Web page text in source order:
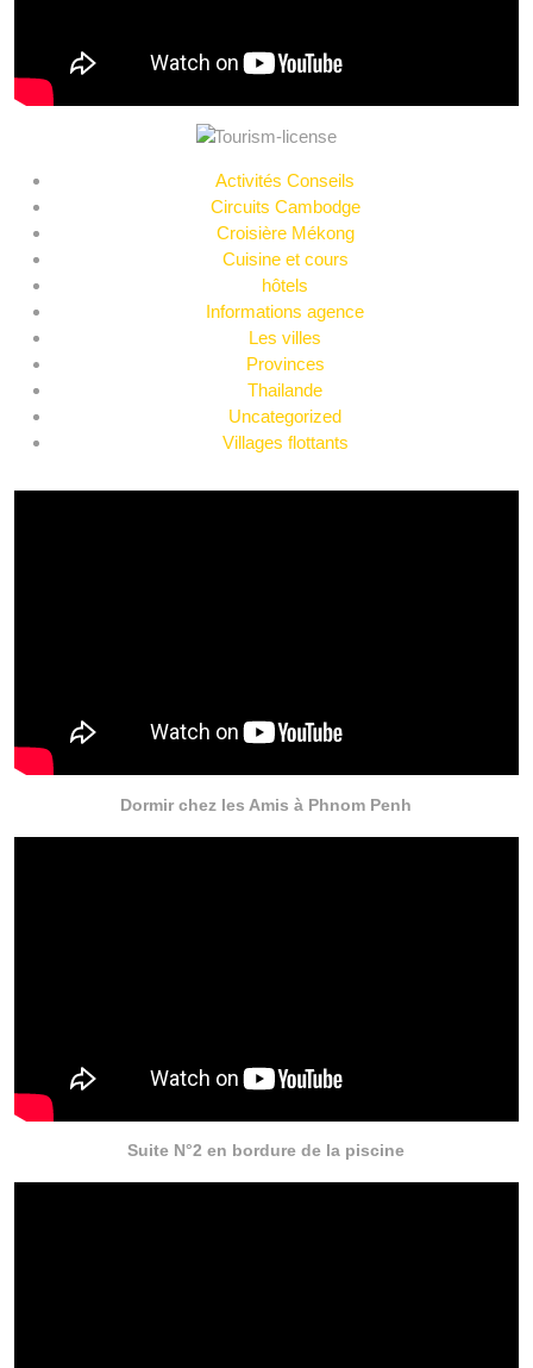
Activités Conseils
Circuits Cambodge
Croisière Mékong
Cuisine et cours
hôtels
Informations agence
Les villes
Provinces
Thailande
Uncategorized
Villages flottants
Dormir chez les Amis à Phnom Penh
Suite N°2 en bordure de la piscine